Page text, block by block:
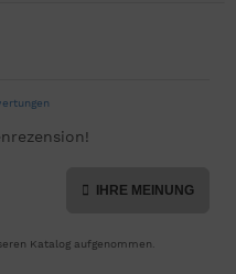
IHRE MEINUNG
Katalog aufgenommen.